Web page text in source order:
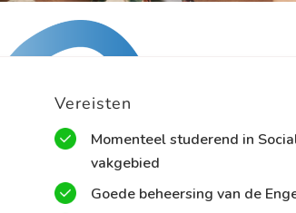
Vereisten
Momenteel studerend in
vakgebied
Goede beheersing van de